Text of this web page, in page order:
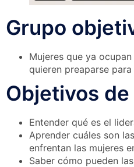
Grupo
Mujeres que ya
quieren preaparse
Objetivos
Entender qué es el
Aprender cuáles son
enfrentan las mujeres
Saber cómo pueden